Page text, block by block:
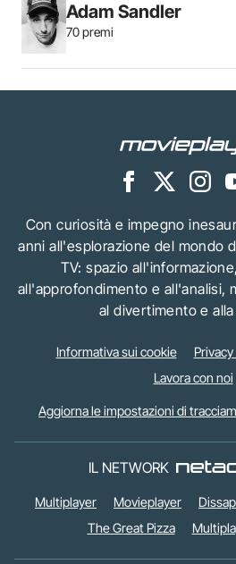
Adam Sandler
70 premi
Con curiosità e impegno
anni all'esplorazione del mondo
TV: spazio
all'approfondimento e all'analisi,
al divertimento e
Informativa sui cookie
Lavora con noi
Aggiorna le impostazioni di
IL NETWORK
Multiplayer Movieplayer
The Great Pizza